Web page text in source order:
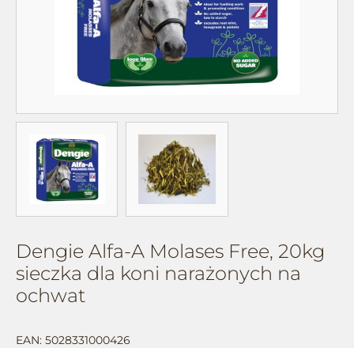
Dengie Alfa-A Molases Free, 20kg
sieczka dla koni narażonych na
ochwat
EAN: 5028331000426